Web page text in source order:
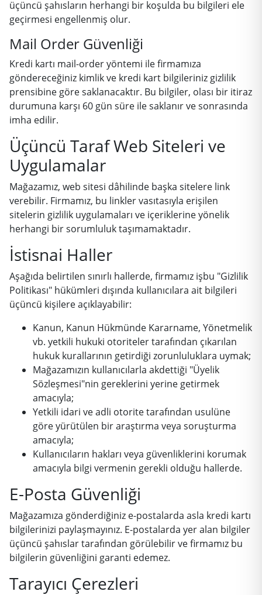
üçüncü şahısların herhangi bir koşulda bu bilgileri ele
geçirmesi engellenmiş olur.
Mail Order Güvenliği
Kredi kartı mail-order yöntemi ile firmamıza
göndereceğiniz kimlik ve kredi kart bilgileriniz gizlilik
prensibine göre saklanacaktır. Bu bilgiler, olası bir itiraz
durumuna karşı 60 gün süre ile saklanır ve sonrasında
imha edilir.
Üçüncü Taraf Web Siteleri ve
Uygulamalar
Mağazamız, web sitesi dâhilinde başka sitelere link
verebilir. Firmamız, bu linkler vasıtasıyla erişilen
sitelerin gizlilik uygulamaları ve içeriklerine yönelik
herhangi bir sorumluluk taşımamaktadır.
İstisnai Haller
Aşağıda belirtilen sınırlı hallerde, firmamız işbu "Gizlilik
Politikası" hükümleri dışında kullanıcılara ait bilgileri
üçüncü kişilere açıklayabilir:
Kanun, Kanun Hükmünde Kararname, Yönetmelik
vb. yetkili hukuki otoriteler tarafından çıkarılan
hukuk kurallarının getirdiği zorunluluklara uymak;
Mağazamızın kullanıcılarla akdettiği "Üyelik
Sözleşmesi"nin gereklerini yerine getirmek
amacıyla;
Yetkili idari ve adli otorite tarafından usulüne
göre yürütülen bir araştırma veya soruşturma
amacıyla;
Kullanıcıların hakları veya güvenliklerini korumak
amacıyla bilgi vermenin gerekli olduğu hallerde.
E-Posta Güvenliği
Mağazamıza gönderdiğiniz e-postalarda asla kredi kartı
bilgilerinizi paylaşmayınız. E-postalarda yer alan bilgiler
üçüncü şahıslar tarafından görülebilir ve firmamız bu
bilgilerin güvenliğini garanti edemez.
Tarayıcı Çerezleri